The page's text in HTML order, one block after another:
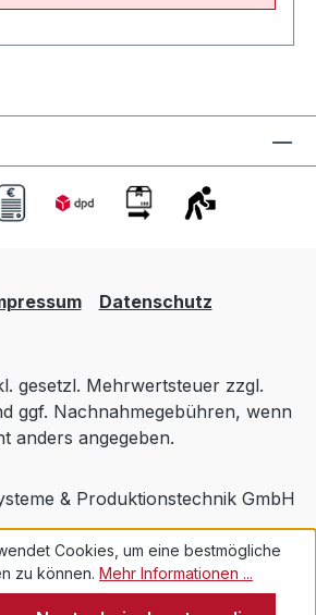
Datenschutz
gesetzl. Mehrwertsteuer zzgl.
ggf. Nachnahmegebühren, wenn
anders angegeben.
& Produktionstechnik GmbH
Cookies, um eine bestmögliche
zu können. Mehr Informationen ...